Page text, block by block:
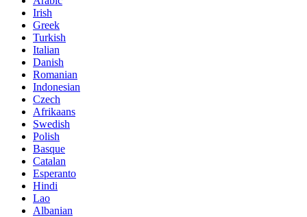
Irish
Greek
Turkish
Italian
Danish
Romanian
Indonesian
Czech
Afrikaans
Swedish
Polish
Basque
Catalan
Esperanto
Hindi
Lao
Albanian